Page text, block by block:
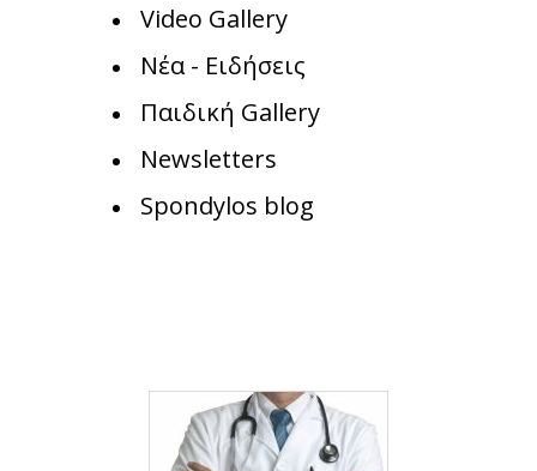
Video Gallery
Νέα - Ειδήσεις
Παιδική Gallery
Newsletters
Spondylos blog